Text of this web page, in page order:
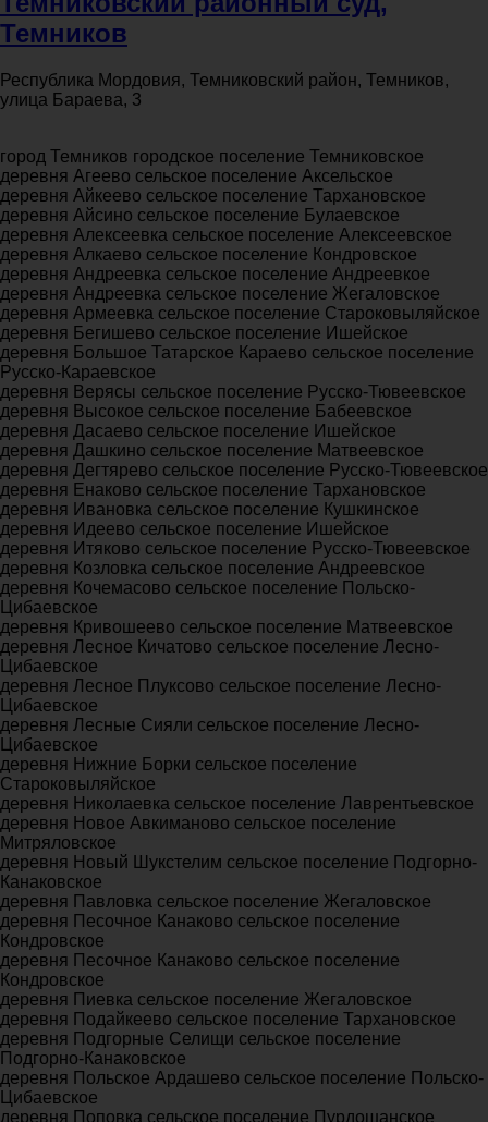
Темников
Республика Мордовия, Темниковский район, Темников,
улица Бараева, 3
город Темников городское поселение Темниковское
деревня Агеево сельское поселение Аксельское
деревня Айкеево сельское поселение Тархановское
деревня Айсино сельское поселение Булаевское
деревня Алексеевка сельское поселение Алексеевское
деревня Алкаево сельское поселение Кондровское
деревня Андреевка сельское поселение Андреевкое
деревня Андреевка сельское поселение Жегаловское
деревня Армеевка сельское поселение Староковыляйское
деревня Бегишево сельское поселение Ишейское
деревня Большое Татарское Караево сельское поселение
Русско-Караевское
деревня Верясы сельское поселение Русско-Тювеевское
деревня Высокое сельское поселение Бабеевское
деревня Дасаево сельское поселение Ишейское
деревня Дашкино сельское поселение Матвеевское
деревня Дегтярево сельское поселение Русско-Тювеевское
деревня Енаково сельское поселение Тархановское
деревня Ивановка сельское поселение Кушкинское
деревня Идеево сельское поселение Ишейское
деревня Итяково сельское поселение Русско-Тювеевское
деревня Козловка сельское поселение Андреевское
деревня Кочемасово сельское поселение Польско-
Цибаевское
деревня Кривошеево сельское поселение Матвеевское
деревня Лесное Кичатово сельское поселение Лесно-
Цибаевское
деревня Лесное Плуксово сельское поселение Лесно-
Цибаевское
деревня Лесные Сияли сельское поселение Лесно-
Цибаевское
деревня Нижние Борки сельское поселение
Староковыляйское
деревня Николаевка сельское поселение Лаврентьевское
деревня Новое Авкиманово сельское поселение
Митряловское
деревня Новый Шукстелим сельское поселение Подгорно-
Канаковское
деревня Павловка сельское поселение Жегаловское
деревня Песочное Канаково сельское поселение
Кондровское
деревня Песочное Канаково сельское поселение
Кондровское
деревня Пиевка сельское поселение Жегаловское
деревня Подайкеево сельское поселение Тархановское
деревня Подгорные Селищи сельское поселение
Подгорно-Канаковское
деревня Польское Ардашево сельское поселение Польско-
Цибаевское
деревня Поповка сельское поселение Пурдошанское